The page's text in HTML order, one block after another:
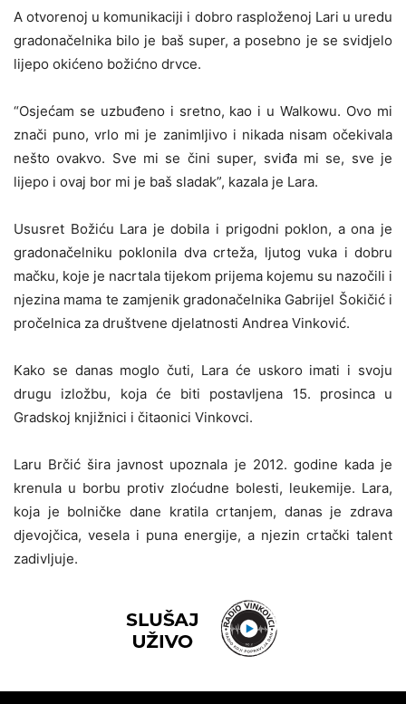
A otvorenoj u komunikaciji i dobro rasploženoj Lari u uredu
gradonačelnika bilo je baš super, a posebno je se svidjelo
lijepo okićeno božićno drvce.
“Osjećam se uzbuđeno i sretno, kao i u Walkowu. Ovo mi
znači puno, vrlo mi je zanimljivo i nikada nisam očekivala
nešto ovakvo. Sve mi se čini super, sviđa mi se, sve je
lijepo i ovaj bor mi je baš sladak”, kazala je Lara.
Ususret Božiću Lara je dobila i prigodni poklon, a ona je
gradonačelniku poklonila dva crteža, ljutog vuka i dobru
mačku, koje je nacrtala tijekom prijema kojemu su nazočili i
njezina mama te zamjenik gradonačelnika Gabrijel Šokičić i
pročelnica za društvene djelatnosti Andrea Vinković.
Kako se danas moglo čuti, Lara će uskoro imati i svoju
drugu izložbu, koja će biti postavljena 15. prosinca u
Gradskoj knjižnici i čitaonici Vinkovci.
Laru Brčić šira javnost upoznala je 2012. godine kada je
krenula u borbu protiv zloćudne bolesti, leukemije. Lara,
koja je bolničke dane kratila crtanjem, danas je zdrava
djevojčica, vesela i puna energije, a njezin crtački talent
zadivljuje.